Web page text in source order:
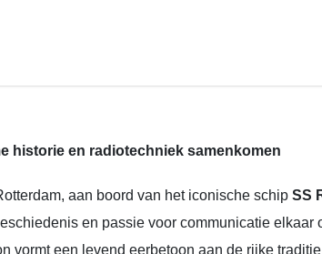
historie en radiotechniek samenkomen
aan boord van het iconische schip SS
en passie voor communicatie elkaar
vormt een levend eerbetoon aan de rijke